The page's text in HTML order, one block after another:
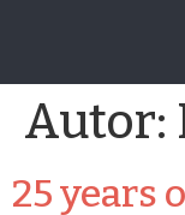
Autor:
25 years